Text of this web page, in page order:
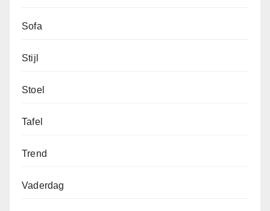
Sofa
Stijl
Stoel
Tafel
Trend
Vaderdag